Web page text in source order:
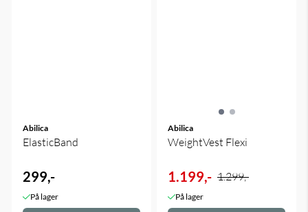
Abilica
ElasticBand
299,-
På lager
Abilica
WeightVest Flexi
1.199,- 1.299,-
På lager